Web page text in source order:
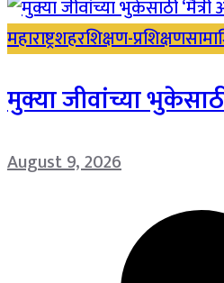
महाराष्ट्रशहरशिक्षण-प्रशिक्षण
मुक्या जीवांच्या
August 9, 2026